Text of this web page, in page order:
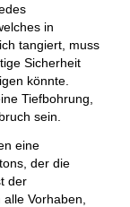
in
tangiert, muss
Sicherheit
könnte.
Tiefbohrung,
sein.
eine
der die
der
Vorhaben,